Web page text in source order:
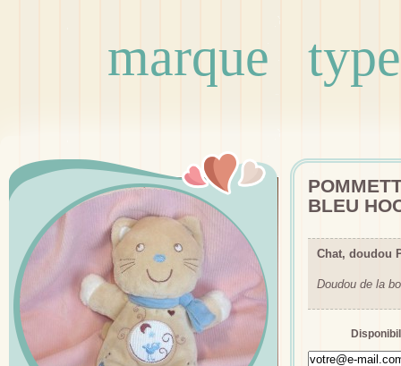
marque type
BLEU
Chat, doudou
Doudou de la